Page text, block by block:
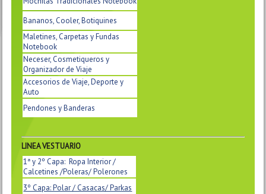
Bananos, Cooler, Botiquines
Maletines, Carpetas y Fundas
Notebook
Neceser, Cosmetiqueros y
Organizador de Viaje
Accesorios de Viaje, Deporte y
Auto
Pendones y Banderas
LINEA VESTUARIO
1ª y 2º Capa: Ropa Interior /
Calcetines /Poleras/ Polerones
3º Capa: Polar / Casacas/ Parkas